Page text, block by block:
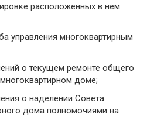
расположенных в нем
управления многоквартирным
о текущем ремонте общего
доме;
о наделении Совета
дома полномочиями на